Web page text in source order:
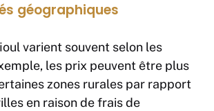
géographiques
varient souvent selon les
les prix peuvent être plus
zones rurales par rapport
en raison de frais de